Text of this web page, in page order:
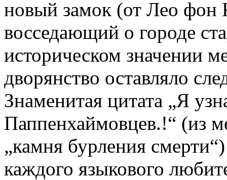
новый замок (от Лео фон
восседающий о городе
историческом значении
дворянство оставляло
Знаменитая цитатa „Я
Паппенхаймовцев.!“ (из
„камня бурления
каждого языкового